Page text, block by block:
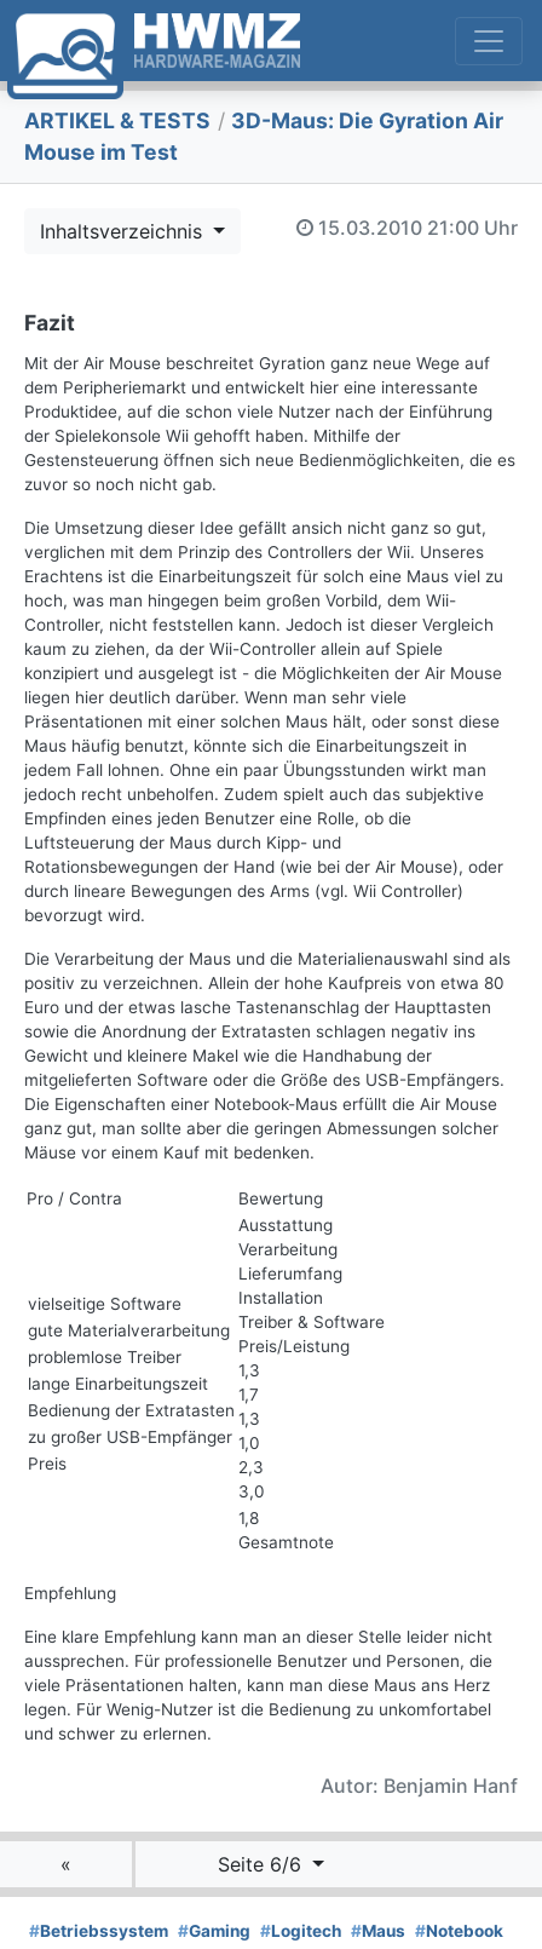
ARTIKEL & TESTS / 3D-Maus: Die Gyration Air
Mouse im Test
Inhaltsverzeichnis 15.03.2010 21:00 Uhr
Fazit
Mit der Air Mouse beschreitet Gyration ganz neue Wege auf
dem Peripheriemarkt und entwickelt hier eine interessante
Produktidee, auf die schon viele Nutzer nach der Einführung
der Spielekonsole Wii gehofft haben. Mithilfe der
Gestensteuerung öffnen sich neue Bedienmöglichkeiten, die es
zuvor so noch nicht gab.
Die Umsetzung dieser Idee gefällt ansich nicht ganz so gut,
verglichen mit dem Prinzip des Controllers der Wii. Unseres
Erachtens ist die Einarbeitungszeit für solch eine Maus viel zu
hoch, was man hingegen beim großen Vorbild, dem Wii-
Controller, nicht feststellen kann. Jedoch ist dieser Vergleich
kaum zu ziehen, da der Wii-Controller allein auf Spiele
konzipiert und ausgelegt ist - die Möglichkeiten der Air Mouse
liegen hier deutlich darüber. Wenn man sehr viele
Präsentationen mit einer solchen Maus hält, oder sonst diese
Maus häufig benutzt, könnte sich die Einarbeitungszeit in
jedem Fall lohnen. Ohne ein paar Übungsstunden wirkt man
jedoch recht unbeholfen. Zudem spielt auch das subjektive
Empfinden eines jeden Benutzer eine Rolle, ob die
Luftsteuerung der Maus durch Kipp- und
Rotationsbewegungen der Hand (wie bei der Air Mouse), oder
durch lineare Bewegungen des Arms (vgl. Wii Controller)
bevorzugt wird.
Die Verarbeitung der Maus und die Materialienauswahl sind als
positiv zu verzeichnen. Allein der hohe Kaufpreis von etwa 80
Euro und der etwas lasche Tastenanschlag der Haupttasten
sowie die Anordnung der Extratasten schlagen negativ ins
Gewicht und kleinere Makel wie die Handhabung der
mitgelieferten Software oder die Größe des USB-Empfängers.
Die Eigenschaften einer Notebook-Maus erfüllt die Air Mouse
ganz gut, man sollte aber die geringen Abmessungen solcher
Mäuse vor einem Kauf mit bedenken.
Pro / Contra Bewertung
vielseitige Software
gute Materialverarbeitung
problemlose Treiber
lange Einarbeitungszeit
Bedienung der Extratasten
zu großer USB-Empfänger
Preis
Ausstattung
Verarbeitung
Lieferumfang
Installation
Treiber & Software
Preis/Leistung
1,3
1,7
1,3
1,0
2,3
3,0
1,8
Gesamtnote
Empfehlung
Eine klare Empfehlung kann man an dieser Stelle leider nicht
aussprechen. Für professionelle Benutzer und Personen, die
viele Präsentationen halten, kann man diese Maus ans Herz
legen. Für Wenig-Nutzer ist die Bedienung zu unkomfortabel
und schwer zu erlernen.
Autor: Benjamin Hanf
« Seite 6/6
#Betriebssystem #Gaming #Logitech #Maus #Notebook